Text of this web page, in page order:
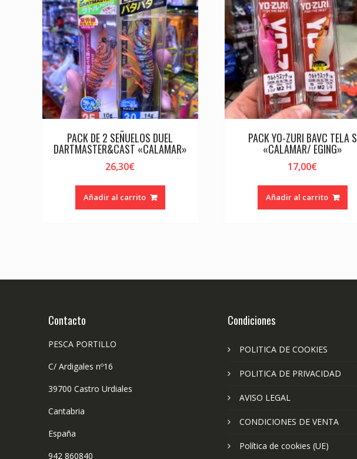
PACK DE 2 SEÑUELOS DUEL
DARTMASTER&CAST «CALAMAR»
26,30€
Añadir al carrito
PACK YO-ZURI BAVC TELA S
«CALAMAR/ EGING»
17,00€
Añadir al carrito
Contacto
PESCA PORTILLO
C/ Ardigales nº16
39700 Castro Urdiales
Cantabria
España
942 860840
Condiciones
POLITICA DE COOKIES
POLITICA DE PRIVACIDAD
AVISO LEGAL
CONDICIONES DE VENTA
Política de cookies (UE)